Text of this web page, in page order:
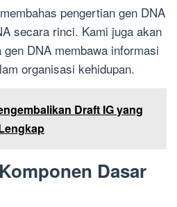
pengertian gen DNA
secara rinci. Kami juga akan
DNA membawa informasi
organisasi kehidupan.
Draft IG yang
Dasar